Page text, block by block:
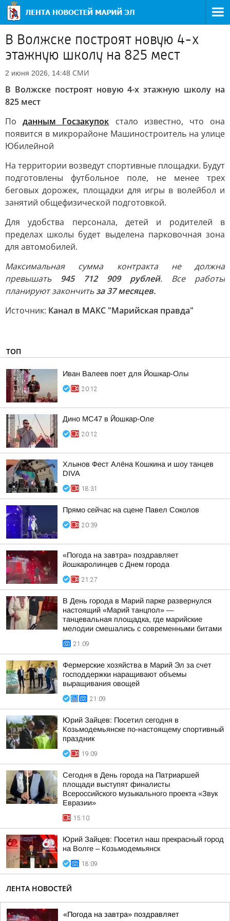
В Волжске построят новую 4-х
этажную школу на 825 мест
2 июня 2026, 14:48 СМИ
В Волжске построят новую 4-х этажную школу на
825 мест
Поданным Госзакупок стало известно, что она
появится в микрорайоне Машиностроитель на улице
Юбилейной
На территории возведут спортивные площадки. Будут
подготовлены футбольное поле, не менее трех
беговых дорожек, площадки для игры в волейбол и
занятий общефизической подготовкой.
Для удобства персонала, детей и родителей в
пределах школы будет выделена парковочная зона
для автомобилей.
Максимальная сумма контракта не должна
превышать 945 712 909 рублей. Все работы
планируют закончитьза 37 месяцев.
Источник: Канал в МАКС "Марийская правда"
ТОП
Иван Валеев поет для Йошкар-Олы
20:12
Дино МС47 в Йошкар-Оле
20:12
Хлынов Фест Алёна Кошкина и шоу танцев
DIVA
18:31
Прямо сейчас на сцене Павел Соколов
20:39
«Погода на завтра» поздравляет
йошкаролинцев с Днем города
21:27
В День города в Марий парке развернулся
настоящий «Марий танцпол» —
танцевальная площадка, где марийские
мелодии смешались с современными битами
21:09
Фермерские хозяйства в Марий Эл за счет
господдержки наращивают объемы
выращивания овощей
21:09
Юрий Зайцев: Посетил сегодня в
Козьмодемьянске по-настоящему спортивный
праздник
19:09
Сегодня в День города на Патриаршей
площади выступят финалисты
Всероссийского музыкального проекта «Звук
Евразии»
15:10
Юрий Зайцев: Посетил наш прекрасный город
на Волге – Козьмодемьянск
18:09
ЛЕНТА НОВОСТЕЙ
«Погода на завтра» поздравляет